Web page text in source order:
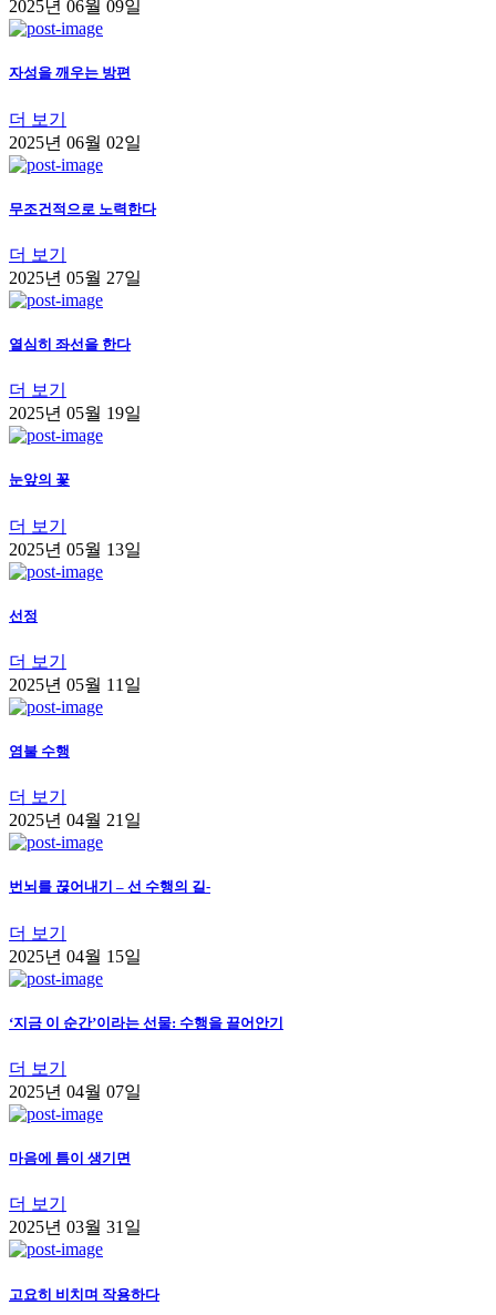
2025년 06월 09일
자성을 깨우는 방편
더 보기
2025년 06월 02일
무조건적으로 노력한다
더 보기
2025년 05월 27일
열심히 좌선을 한다
더 보기
2025년 05월 19일
눈앞의 꽃
더 보기
2025년 05월 13일
선정
더 보기
2025년 05월 11일
염불 수행
더 보기
2025년 04월 21일
번뇌를 끊어내기 – 선 수행의 길-
더 보기
2025년 04월 15일
‘지금 이 순간’이라는 선물: 수행을 끌어안기
더 보기
2025년 04월 07일
마음에 틈이 생기면
더 보기
2025년 03월 31일
고요히 비치며 작용하다